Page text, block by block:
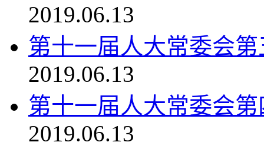
2019.06.13
第十一届人大常委会
2019.06.13
第十一届人大常委会
2019.06.13